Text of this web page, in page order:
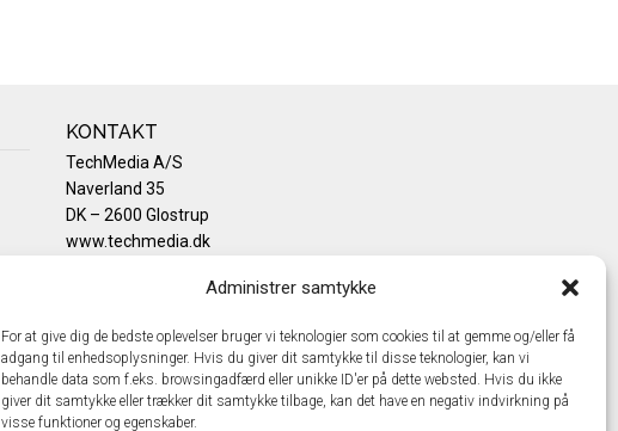
Administrer samtykke
For at give dig de bedste oplevelser bruger vi teknologier som cookies til at gemme og/eller få
adgang til enhedsoplysninger. Hvis du giver dit samtykke til disse teknologier, kan vi
behandle data som f.eks. browsingadfærd eller unikke ID'er på dette websted. Hvis du ikke
giver dit samtykke eller trækker dit samtykke tilbage, kan det have en negativ indvirkning på
visse funktioner og egenskaber.
KONTAKT
TechMedia A/S
Naverland 35
DK – 2600 Glostrup
www.techmedia.dk
info@techmedia.dk
Cookiepolitik